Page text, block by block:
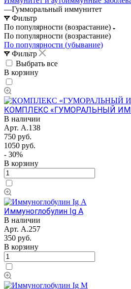
—Гумморальный иммунитет
Фильтр
По популярности (возрастание)
По популярности (возрастание)
По популярности (убывание)
Фильтр
Выбрать все
В корзину
КОМПЛЕКС «ГУМОРАЛЬНЫЙ
В наличии
Арт. А.138
750 руб.
1050 руб.
- 30%
В корзину
Иммуноглобулин Ig А
В наличии
Арт. А.257
350 руб.
В корзину